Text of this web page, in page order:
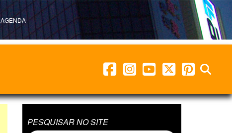
AGENDA
facebook instagram youtube twitter pinterest
PESQUISAR NO SITE